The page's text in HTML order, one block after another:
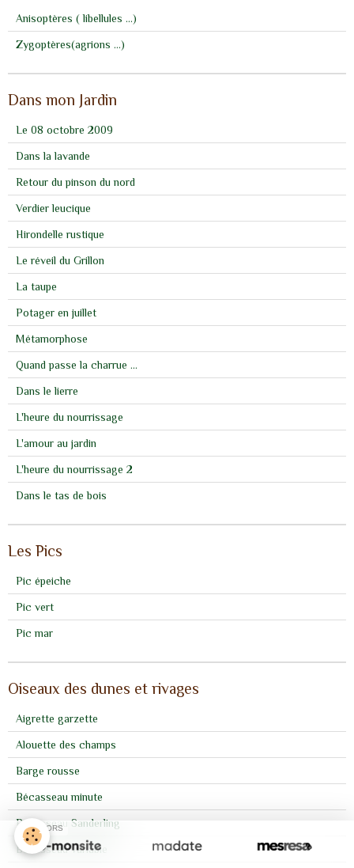
Anisoptères ( libellules ...)
Zygoptères(agrions ...)
Dans mon Jardin
Le 08 octobre 2009
Dans la lavande
Retour du pinson du nord
Verdier leucique
Hirondelle rustique
Le réveil du Grillon
La taupe
Potager en juillet
Métamorphose
Quand passe la charrue ...
Dans le lierre
L'heure du nourrissage
L'amour au jardin
L'heure du nourrissage 2
Dans le tas de bois
Les Pics
Pic épeiche
Pic vert
Pic mar
Oiseaux des dunes et rivages
Aigrette garzette
Alouette des champs
Barge rousse
Bécasseau minute
Bécasseau Sanderling
Bécasseau variable
SPONSORS